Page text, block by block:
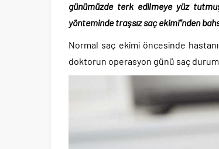
günümüzde terk edilmeye yüz
yönteminde traşsız saç ekimi”nden
Normal saç ekimi öncesinde
doktorun operasyon günü saç